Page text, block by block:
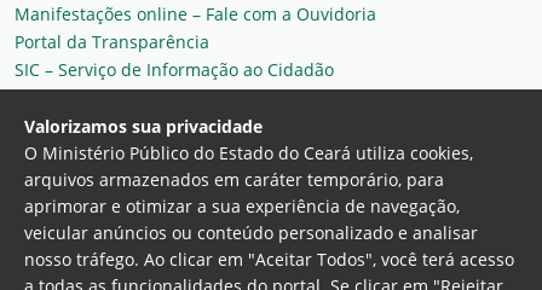
Manifestações online – Fale com a Ouvidoria
Portal da Transparência
SIC – Serviço de Informação ao Cidadão
Plantão MP do Ceará
Secretaria Geral
Valorizamos sua privacidade
O Ministério Público do Estado do Ceará utiliza cookies,
arquivos armazenados em caráter temporário, para
aprimorar e otimizar a sua experiência de navegação,
veicular anúncios ou conteúdo personalizado e analisar
nosso tráfego. Ao clicar em "Aceitar Todos", você terá acesso